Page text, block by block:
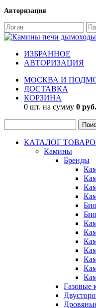
Авторизация
ИЗБРАННОЕ
АВТОРИЗАЦИЯ
МОСКВА И
ДОСТАВКА
КОРЗИНА
0 шт. на сумму 0 руб.
КАТАЛОГ
Камины
Бренды
Газовые